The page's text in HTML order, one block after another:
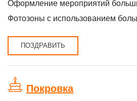
Оформление мероприятий
Фотозоны с использованием
ПОЗДРАВИТЬ
Покровка